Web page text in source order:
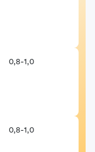
0,8-1,0
0,8-1,0